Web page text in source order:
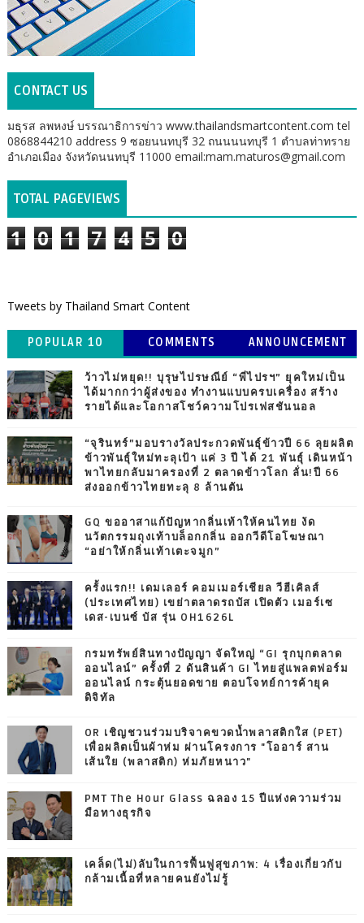
CONTACT US
มธุรส ลพหงษ์ บรรณาธิการข่าว www.thailandsmartcontent.com tel
0868844210 address 9 ซอยนนทบุรี 32 ถนนนนทบุรี 1 ตำบลท่าทราย
อำเภอเมือง จังหวัดนนทบุรี 11000 email:mam.maturos@gmail.com
TOTAL PAGEVIEWS
1 0 1 7 4 5 0
Tweets by Thailand Smart Content
POPULAR 10 COMMENTS ANNOUNCEMENT
ว้าวไม่หยุด!! บุรุษไปรษณีย์ “พี่ไปรฯ” ยุคใหม่เป็น
ได้มากกว่าผู้ส่งของ ทำงานแบบครบเครื่อง สร้าง
รายได้และโอกาสโชว์ความโปรเฟสชันนอล
“จุรินทร์”มอบรางวัลประกวดพันธุ์ข้าวปี 66 ลุยผลิต
ข้าวพันธุ์ใหม่ทะลุเป้า แค่ 3 ปี ได้ 21 พันธุ์ เดินหน้า
พาไทยกลับมาครองที่ 2 ตลาดข้าวโลก ลั่น!ปี 66
ส่งออกข้าวไทยทะลุ 8 ล้านตัน
GQ ขออาสาแก้ปัญหากลิ่นเท้าให้คนไทย งัด
นวัตกรรมถุงเท้าบล็อกกลิ่น ออกวีดีโอโฆษณา
“อย่าให้กลิ่นเท้าเตะจมูก”
ครั้งแรก!! เดมเลอร์ คอมเมอร์เชียล วีฮีเคิลส์
(ประเทศไทย) เขย่าตลาดรถบัส เปิดตัว เมอร์เซ
เดส-เบนซ์ บัส รุ่น OH1626L
กรมทรัพย์สินทางปัญญา จัดใหญ่ “GI รุกบุกตลาด
ออนไลน์” ครั้งที่ 2 ดันสินค้า GI ไทยสู่แพลตฟอร์ม
ออนไลน์ กระตุ้นยอดขาย ตอบโจทย์การค้ายุค
ดิจิทัล
OR เชิญชวนร่วมบริจาคขวดน้ำพลาสติกใส (PET)
เพื่อผลิตเป็นผ้าห่ม ผ่านโครงการ "โออาร์ สาน
เส้นใย (พลาสติก) ห่มภัยหนาว"
PMT The Hour Glass ฉลอง 15 ปีแห่งความร่วม
มือทางธุรกิจ
เคล็ด(ไม่)ลับในการฟื้นฟูสุขภาพ: 4 เรื่องเกี่ยวกับ
กล้ามเนื้อที่หลายคนยังไม่รู้